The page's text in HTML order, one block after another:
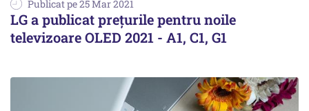
Publicat pe 25 Mar 2021
LG a publicat prețurile pentru noile
televizoare OLED 2021 - A1, C1, G1